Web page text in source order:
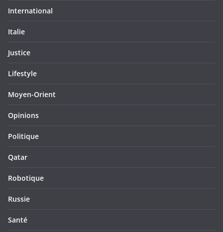
International
Italie
Justice
Lifestyle
Moyen-Orient
Opinions
Politique
Qatar
Robotique
Russie
Santé